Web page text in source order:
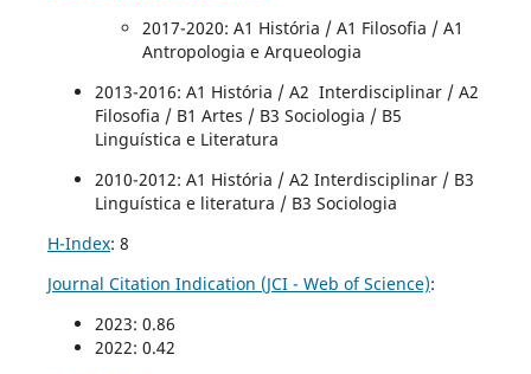
2017-2020: A1 História / A1 Filosofia / A1
Antropologia e Arqueologia
2013-2016: A1 História / A2 Interdisciplinar / A2
Filosofia / B1 Artes / B3 Sociologia / B5
Linguística e Literatura
2010-2012: A1 História / A2 Interdisciplinar / B3
Linguística e literatura / B3 Sociologia
H-Index: 8
Journal Citation Indication (JCI - Web of Science):
2023: 0.86
2022: 0.42